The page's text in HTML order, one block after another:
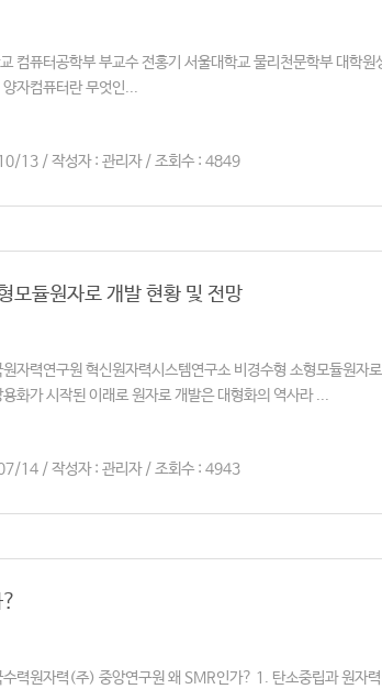
컴퓨터공학부 부교수 전홍기 서울대학교 물리천문학부 대학
자컴퓨터란 무엇인...
13 / 작성자 : 관리자 / 조회수 : 4849
모듈원자로 개발 현황 및 전망
원자력연구원 혁신원자력시스템연구소 비경수형 소형모듈원자
화가 시작된 이래로 원자로 개발은 대형화의 역사라 ...
14 / 작성자 : 관리자 / 조회수 : 4943
수력원자력(주) 중앙연구원 왜 SMR인가? 1. 탄소중립과 원자